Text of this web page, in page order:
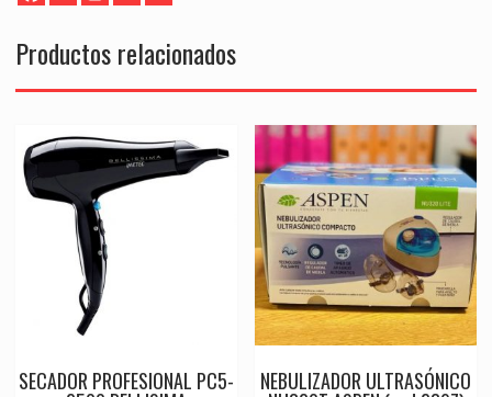
Productos relacionados
SECADOR PROFESIONAL PC5- NEBULIZADOR ULTRASÓNICO